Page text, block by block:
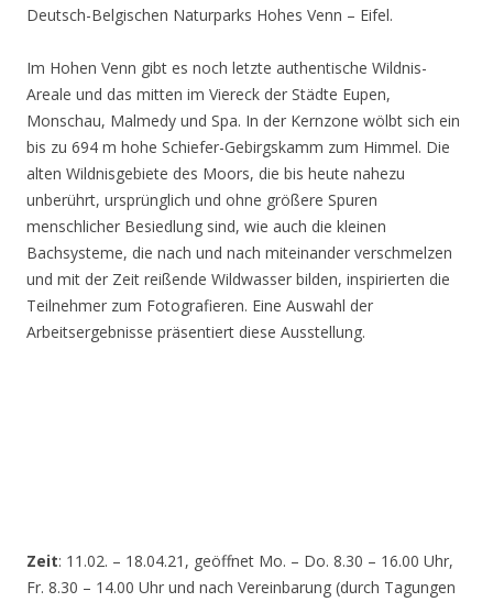
Deutsch-Belgischen Naturparks Hohes Venn – Eifel.
Im Hohen Venn gibt es noch letzte authentische Wildnis-
Areale und das mitten im Viereck der Städte Eupen,
Monschau, Malmedy und Spa. In der Kernzone wölbt sich ein
bis zu 694 m hohe Schiefer-Gebirgskamm zum Himmel. Die
alten Wildnisgebiete des Moors, die bis heute nahezu
unberührt, ursprünglich und ohne größere Spuren
menschlicher Besiedlung sind, wie auch die kleinen
Bachsysteme, die nach und nach miteinander verschmelzen
und mit der Zeit reißende Wildwasser bilden, inspirierten die
Teilnehmer zum Fotografieren. Eine Auswahl der
Arbeitsergebnisse präsentiert diese Ausstellung.
Zeit: 11.02. – 18.04.21, geöffnet Mo. – Do. 8.30 – 16.00 Uhr,
Fr. 8.30 – 14.00 Uhr und nach Vereinbarung (durch Tagungen